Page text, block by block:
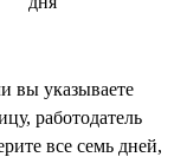
вы указываете
работодатель
все семь дней,